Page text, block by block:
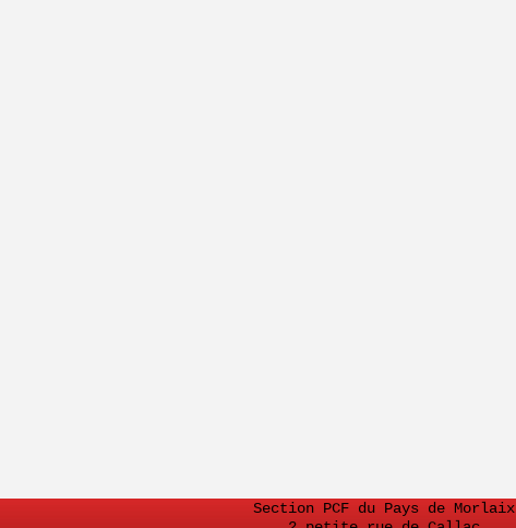
Section PCF du Pays de Morlaix